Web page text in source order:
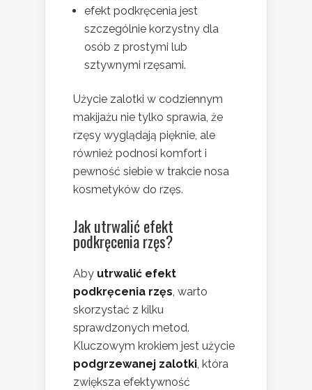
efekt podkręcenia jest
szczególnie korzystny dla
osób z prostymi lub
sztywnymi rzęsami.
Użycie zalotki w codziennym
makijażu nie tylko sprawia, że
rzęsy wyglądają pięknie, ale
również podnosi komfort i
pewność siebie w trakcie nosa
kosmetyków do rzęs.
Jak utrwalić efekt
podkręcenia rzęs?
Aby utrwalić efekt
podkręcenia rzęs, warto
skorzystać z kilku
sprawdzonych metod.
Kluczowym krokiem jest użycie
podgrzewanej zalotki, która
zwiększa efektywność